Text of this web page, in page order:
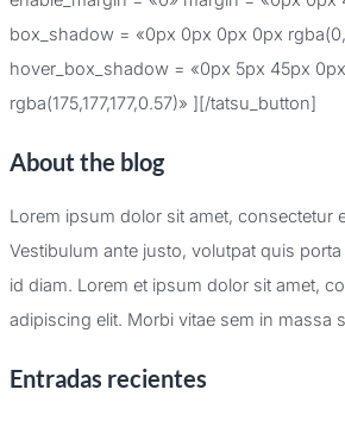
box_shadow = «0px 0px 0px 0px
hover_box_shadow = «0px 5px 45px 0px
rgba(175,177,177,0.57)» ][/tatsu_button]
About the blog
Lorem ipsum dolor sit amet, consectetur
Vestibulum ante justo, volutpat quis
id diam. Lorem et ipsum dolor sit amet,
adipiscing elit. Morbi vitae sem in massa
Entradas recientes